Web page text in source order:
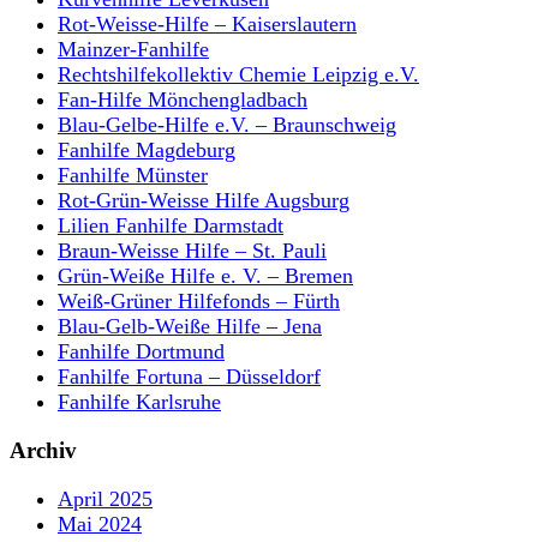
Rot-Weisse-Hilfe – Kaiserslautern
Mainzer-Fanhilfe
Rechtshilfekollektiv Chemie Leipzig e.V.
Fan-Hilfe Mönchengladbach
Blau-Gelbe-Hilfe e.V. – Braunschweig
Fanhilfe Magdeburg
Fanhilfe Münster
Rot-Grün-Weisse Hilfe Augsburg
Lilien Fanhilfe Darmstadt
Braun-Weisse Hilfe – St. Pauli
Grün-Weiße Hilfe e. V. – Bremen
Weiß-Grüner Hilfefonds – Fürth
Blau-Gelb-Weiße Hilfe – Jena
Fanhilfe Dortmund
Fanhilfe Fortuna – Düsseldorf
Fanhilfe Karlsruhe
Archiv
April 2025
Mai 2024